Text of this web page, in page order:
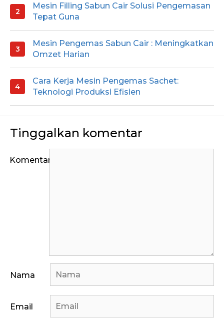
Mesin Filling Sabun Cair Solusi Pengemasan
Tepat Guna
Mesin Pengemas Sabun Cair : Meningkatkan
Omzet Harian
Cara Kerja Mesin Pengemas Sachet:
Teknologi Produksi Efisien
Tinggalkan komentar
Komentar
Nama
Email